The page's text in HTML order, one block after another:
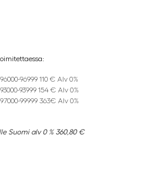
96999 110 € Alv 0%
93999 154 € Alv 0%
99999 363€ Alv 0%
Suomi alv 0 % 360,80 €